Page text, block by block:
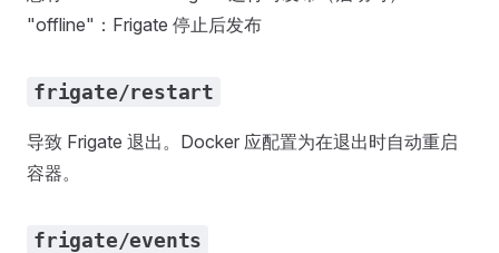
"offline"：Frigate 停止后发布
frigate/restart
导致 Frigate 退出。Docker 应配置为在退出时自动重启
容器。
frigate/events